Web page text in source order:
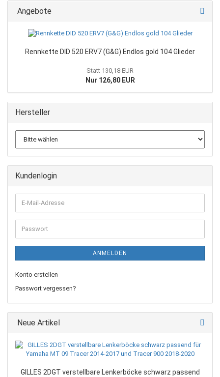
Angebote
Rennkette DID 520 ERV7 (G&G) Endlos gold 104 Glieder
Statt 130,18 EUR
Nur 126,80 EUR
Hersteller
Kundenlogin
E-
Mail-
Adresse
Passwort
ANMELDEN
Konto erstellen
Passwort vergessen?
Neue Artikel
GILLES 2DGT verstellbare Lenkerböcke schwarz passend